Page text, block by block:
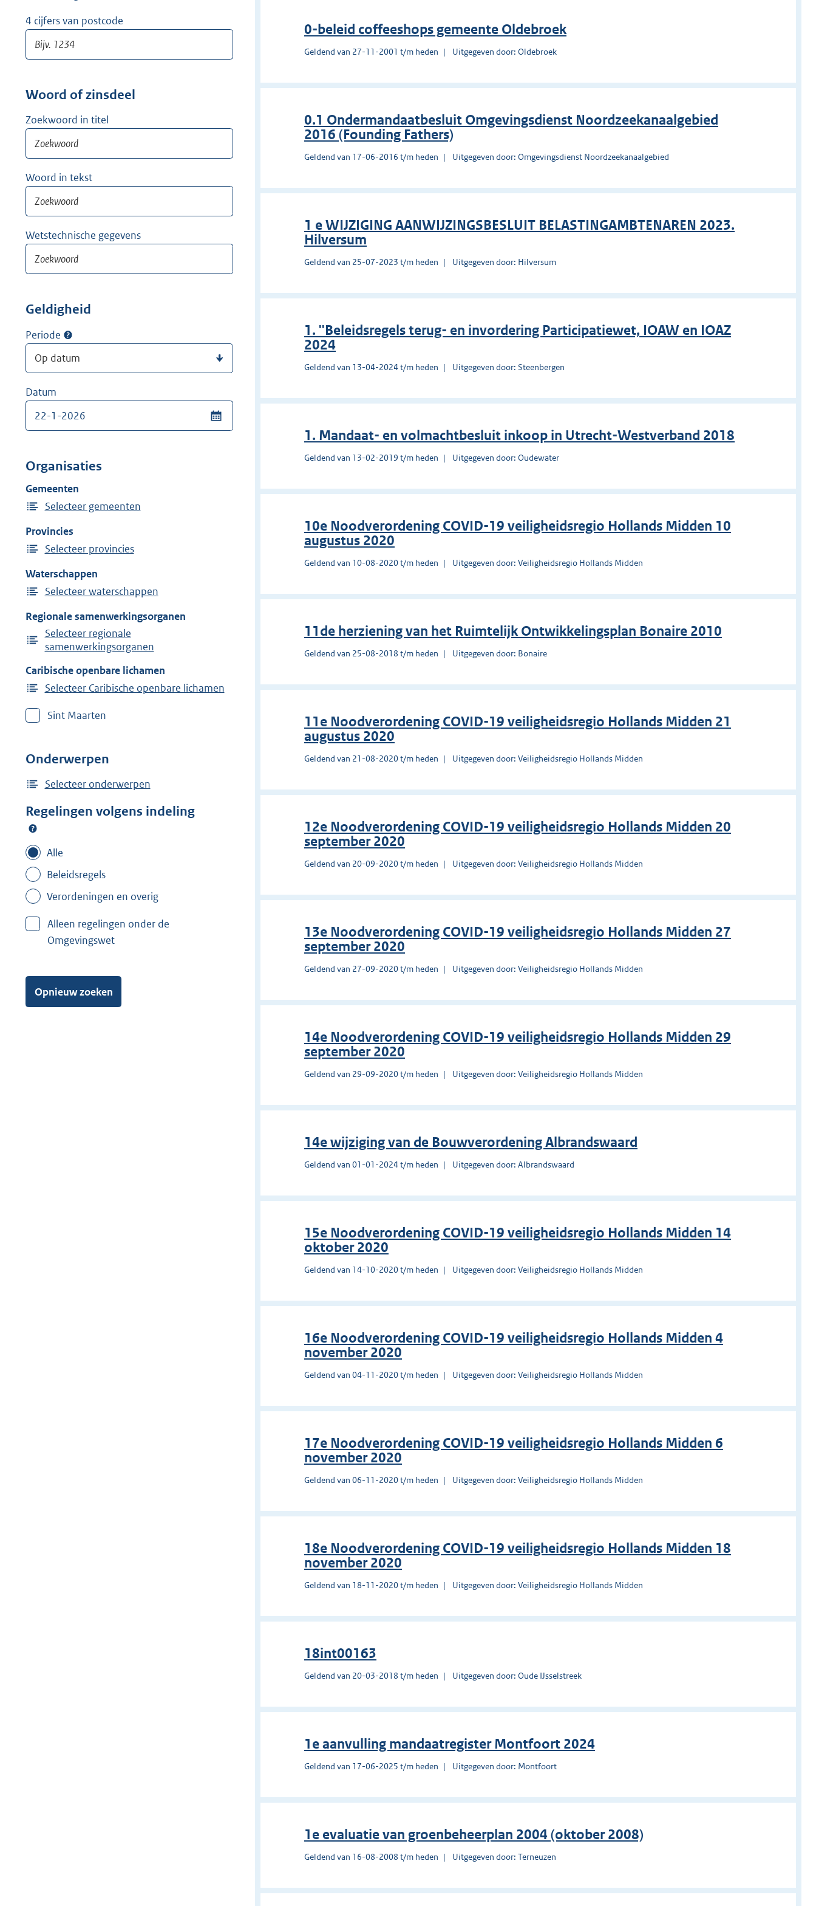
i
4 cijfers van postcode
Woord of zinsdeel
Zoekwoord in titel
Woord in tekst
Wetstechnische gegevens
Geldigheid
Periode
Datum
Organisaties
Gemeenten
Selecteer gemeenten
Provincies
Selecteer provincies
Waterschappen
Selecteer waterschappen
Regionale samenwerkingsorganen
Selecteer regionale
samenwerkingsorganen
Caribische openbare lichamen
Selecteer Caribische openbare lichamen
Sint Maarten
Onderwerpen
Selecteer onderwerpen
Regelingen volgens indeling
Alle
Beleidsregels
Verordeningen en overig
Alleen regelingen onder de
Omgevingswet
Opnieuw zoeken
0-beleid coffeeshops gemeente Oldebroek
Geldend van 27-11-2001 t/m heden Uitgegeven door: Oldebroek
0.1 Ondermandaatbesluit Omgevingsdienst Noordzeekanaalgebied
2016 (Founding Fathers)
Geldend van 17-06-2016 t/m heden Uitgegeven door: Omgevingsdienst Noordzeekanaalgebied
1 e WIJZIGING AANWIJZINGSBESLUIT BELASTINGAMBTENAREN 2023.
Hilversum
Geldend van 25-07-2023 t/m heden Uitgegeven door: Hilversum
1. ''Beleidsregels terug- en invordering Participatiewet, IOAW en IOAZ
2024
Geldend van 13-04-2024 t/m heden Uitgegeven door: Steenbergen
1. Mandaat- en volmachtbesluit inkoop in Utrecht-Westverband 2018
Geldend van 13-02-2019 t/m heden Uitgegeven door: Oudewater
10e Noodverordening COVID-19 veiligheidsregio Hollands Midden 10
augustus 2020
Geldend van 10-08-2020 t/m heden Uitgegeven door: Veiligheidsregio Hollands Midden
11de herziening van het Ruimtelijk Ontwikkelingsplan Bonaire 2010
Geldend van 25-08-2018 t/m heden Uitgegeven door: Bonaire
11e Noodverordening COVID-19 veiligheidsregio Hollands Midden 21
augustus 2020
Geldend van 21-08-2020 t/m heden Uitgegeven door: Veiligheidsregio Hollands Midden
12e Noodverordening COVID-19 veiligheidsregio Hollands Midden 20
september 2020
Geldend van 20-09-2020 t/m heden Uitgegeven door: Veiligheidsregio Hollands Midden
13e Noodverordening COVID-19 veiligheidsregio Hollands Midden 27
september 2020
Geldend van 27-09-2020 t/m heden Uitgegeven door: Veiligheidsregio Hollands Midden
14e Noodverordening COVID-19 veiligheidsregio Hollands Midden 29
september 2020
Geldend van 29-09-2020 t/m heden Uitgegeven door: Veiligheidsregio Hollands Midden
14e wijziging van de Bouwverordening Albrandswaard
Geldend van 01-01-2024 t/m heden Uitgegeven door: Albrandswaard
15e Noodverordening COVID-19 veiligheidsregio Hollands Midden 14
oktober 2020
Geldend van 14-10-2020 t/m heden Uitgegeven door: Veiligheidsregio Hollands Midden
16e Noodverordening COVID-19 veiligheidsregio Hollands Midden 4
november 2020
Geldend van 04-11-2020 t/m heden Uitgegeven door: Veiligheidsregio Hollands Midden
17e Noodverordening COVID-19 veiligheidsregio Hollands Midden 6
november 2020
Geldend van 06-11-2020 t/m heden Uitgegeven door: Veiligheidsregio Hollands Midden
18e Noodverordening COVID-19 veiligheidsregio Hollands Midden 18
november 2020
Geldend van 18-11-2020 t/m heden Uitgegeven door: Veiligheidsregio Hollands Midden
18int00163
Geldend van 20-03-2018 t/m heden Uitgegeven door: Oude IJsselstreek
1e aanvulling mandaatregister Montfoort 2024
Geldend van 17-06-2025 t/m heden Uitgegeven door: Montfoort
1e evaluatie van groenbeheerplan 2004 (oktober 2008)
Geldend van 16-08-2008 t/m heden Uitgegeven door: Terneuzen